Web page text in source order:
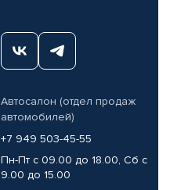
Автосалон (отдел продаж
автомобилей)
+7 949 503-45-55
Пн-Пт с 09.00 до 18.00, Сб с
9.00 до 15.00